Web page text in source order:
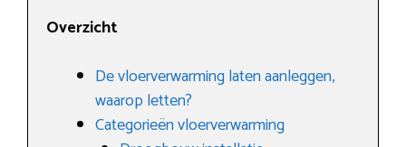
Overzicht
De vloerverwarming laten aanleggen,
waarop letten?
Categorieën vloerverwarming